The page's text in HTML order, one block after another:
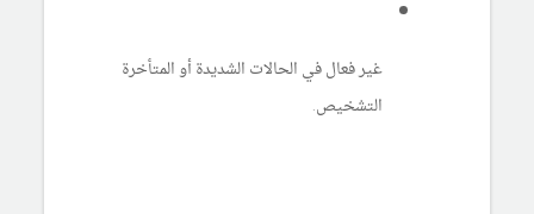
غير فعال في الحالات الشديدة أو المتأخرة
التشخيص.